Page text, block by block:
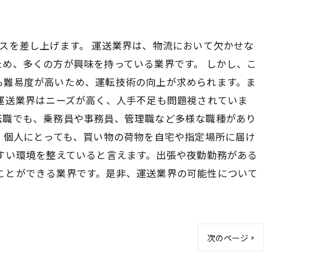
を差し上げます。 運送業界は、物流において欠かせな
、多くの方が興味を持っている業界です。 しかし、こ
易度が高いため、運転技術の向上が求められます。ま
業界はニーズが高く、人手不足も問題視されていま
でも、乗務員や事務員、管理職など多様な職種があり
人にとっても、買い物の荷物を自宅や指定場所に届け
環境を整えていると言えます。出張や夜勤勤務がある
ができる業界です。是非、運送業界の可能性について
次のページ >